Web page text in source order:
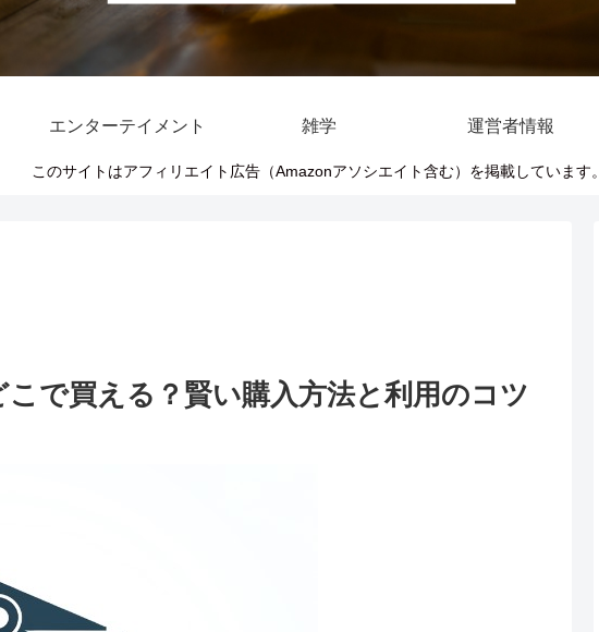
エンターテイメント 雑学 運営者情報
このサイトはアフィリエイト広告（Amazonアソシエイト含む）を掲載しています。
で買える？賢い購入方法と利用のコツ